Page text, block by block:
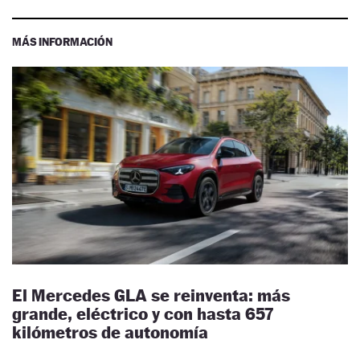
MÁS INFORMACIÓN
El Mercedes GLA se reinventa: más
grande, eléctrico y con hasta 657
kilómetros de autonomía